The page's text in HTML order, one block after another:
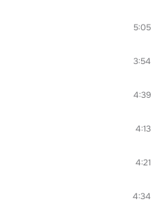
5:05
3:54
4:39
4:13
4:21
4:34